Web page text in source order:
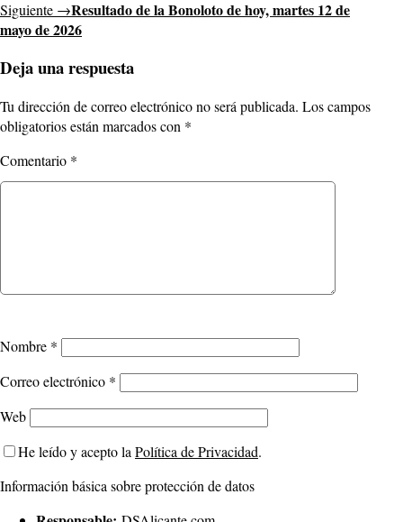
Siguiente →Resultado de la Bonoloto de hoy, martes 12 de
mayo de 2026
Deja una respuesta
Tu dirección de correo electrónico no será publicada. Los campos
obligatorios están marcados con *
Comentario *
Nombre *
Correo electrónico *
Web
He leído y acepto la Política de Privacidad.
Información básica sobre protección de datos